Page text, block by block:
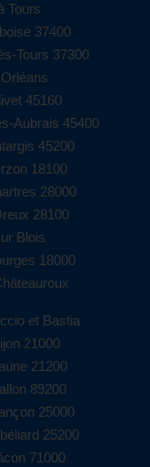
Tours
37400
Tours 37300
45160
Aubrais 45400
45200
18100
28000
28100
Blois
18000
et Bastia
21000
21200
89200
25000
25200
71000